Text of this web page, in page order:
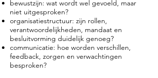
bewustzijn: wat wordt wel gevoeld, maar
niet uitgesproken?
organisatiestructuur: zijn rollen,
verantwoordelijkheden, mandaat en
besluitvorming duidelijk genoeg?
communicatie: hoe worden verschillen,
feedback, zorgen en verwachtingen
besproken?